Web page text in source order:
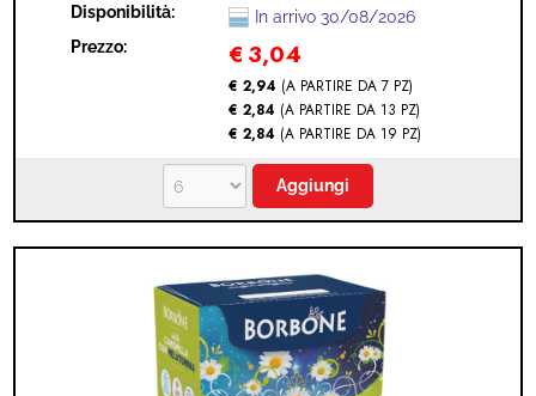
CAPSULE)
Disponibilità:
In arrivo 30/08/2026
Prezzo:
€ 3,04
€ 2,94 (A PARTIRE DA 7 PZ)
€ 2,84 (A PARTIRE DA 13 PZ)
€ 2,84 (A PARTIRE DA 19 PZ)